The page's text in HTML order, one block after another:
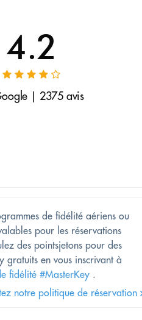
4.2
| 2375 avis
de fidélité aériens ou
pour les réservations
des pointsjetons pour des
gratuits en vous inscrivant à
fidélité #MasterKey .
notre politique de réservation